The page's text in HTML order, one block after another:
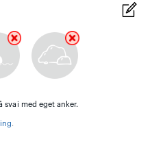
svai med eget anker.
.